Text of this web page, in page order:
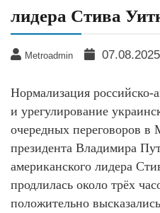
лидера Стива
Metroadmin 07.08.2025
Нормализация
и урегулирование
очередных переговоров в
президента Владимира
американского лидера
продлилась около трёх
положительно